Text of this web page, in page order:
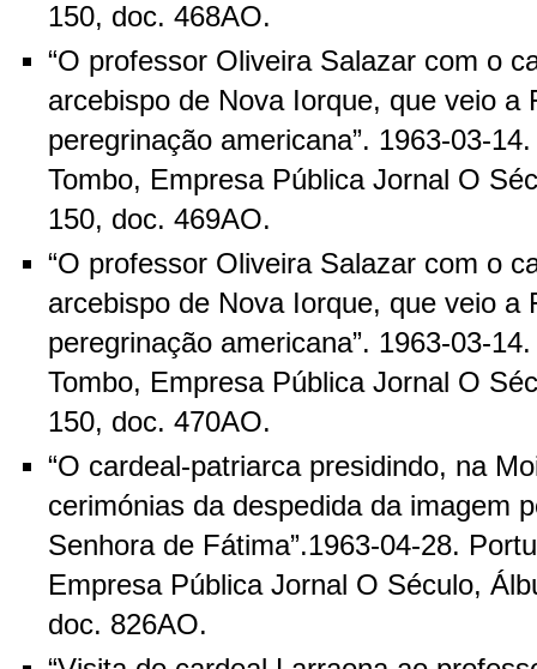
150, doc. 468AO.
“O professor Oliveira Salazar com o
arcebispo de Nova Iorque, que veio a
peregrinação americana”. 1963-03-
Tombo, Empresa Pública Jornal O
150, doc. 469AO.
“O professor Oliveira Salazar com o
arcebispo de Nova Iorque, que veio a
peregrinação americana”. 1963-03-
Tombo, Empresa Pública Jornal O
150, doc. 470AO.
“O cardeal-patriarca presidindo, na
cerimónias da despedida da imagem
Senhora de Fátima”.1963-04-28.
Empresa Pública Jornal O Século,
doc. 826AO.